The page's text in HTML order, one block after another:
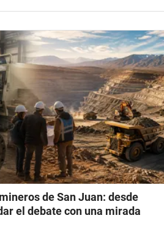
de San Juan: desde
el debate con una mirada